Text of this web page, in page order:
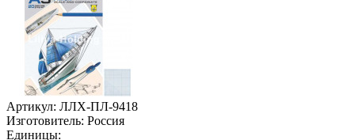
Артикул: ЛЛХ-ПЛ-9418
Изготовитель: Россия
Единицы: